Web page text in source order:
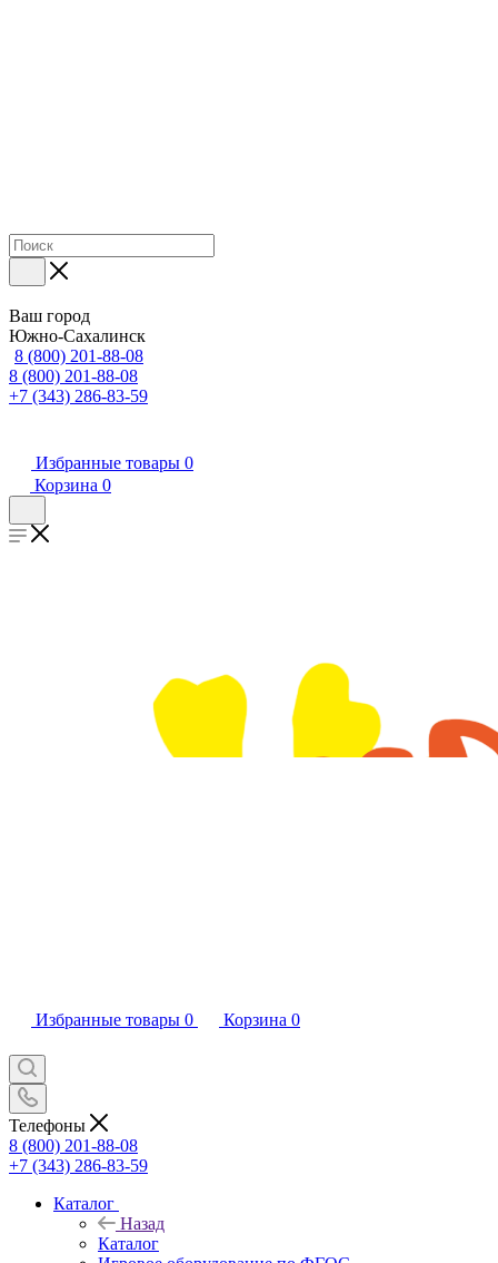
Ваш город
Южно-Сахалинск
8 (800) 201-88-08
8 (800) 201-88-08
+7 (343) 286-83-59
Избранные товары 0
Корзина 0
Избранные товары 0 Корзина 0
Телефоны
8 (800) 201-88-08
+7 (343) 286-83-59
Каталог
Назад
Каталог